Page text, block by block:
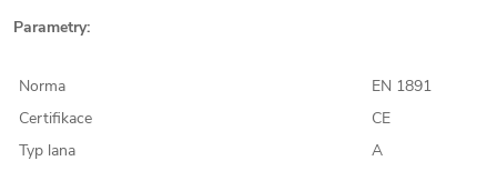
Parametry:
Norma
EN 1891
Certifikace
CE
Typ lana
A